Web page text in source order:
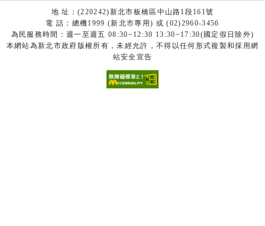
地 址：(220242)新北市板橋區中山路1段161號
電 話：總機1999 (新北市專用) 或 (02)2960-3456
為民服務時間：週一至週五 08:30~12:30 13:30~17:30(國定假日除外)
本網站為新北市政府版權所有，未經允許，不得以任何形式複製和採用網
站安全宣告